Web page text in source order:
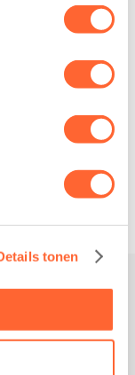
tonen
stap
Wiarda in
Zuid.